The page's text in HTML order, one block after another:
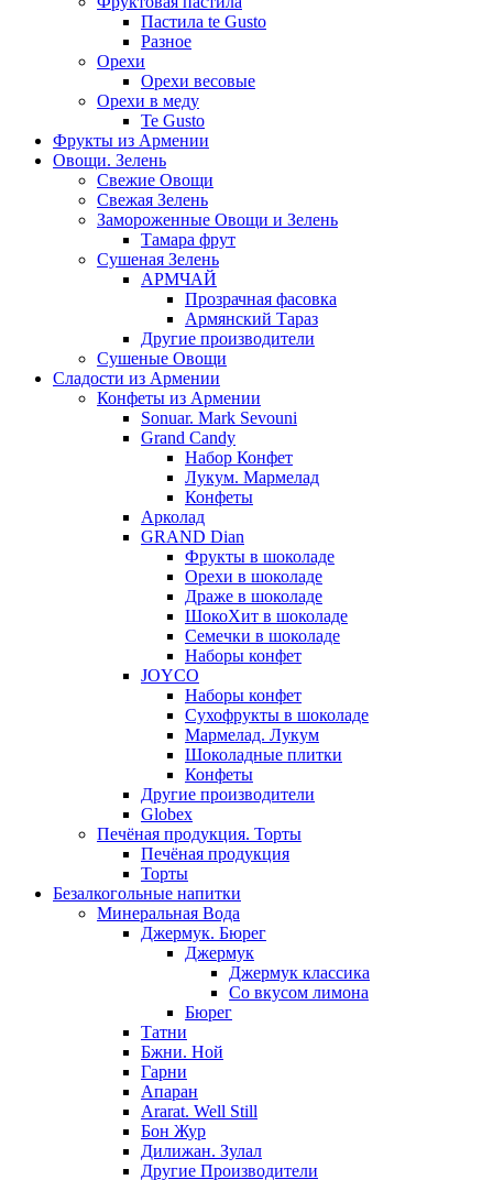
Пастила te Gusto
Разное
Орехи
Орехи весовые
Орехи в меду
Te Gusto
Фрукты из Армении
Овощи. Зелень
Свежие Овощи
Свежая Зелень
Замороженные Овощи и Зелень
Тамара фрут
Сушеная Зелень
АРМЧАЙ
Прозрачная фасовка
Армянский Тараз
Другие производители
Сушеные Овощи
Сладости из Армении
Конфеты из Армении
Sonuar. Mark Sevouni
Grand Candy
Набор Конфет
Лукум. Мармелад
Конфеты
Арколад
GRAND Dian
Фрукты в шоколаде
Орехи в шоколаде
Драже в шоколаде
ШокоХит в шоколаде
Семечки в шоколаде
Наборы конфет
JOYCO
Наборы конфет
Сухофрукты в шоколаде
Мармелад. Лукум
Шоколадные плитки
Конфеты
Другие производители
Globex
Печёная продукция. Торты
Печёная продукция
Торты
Безалкогольные напитки
Минеральная Вода
Джермук. Бюрег
Джермук
Джермук классика
Со вкусом лимона
Бюрег
Татни
Бжни. Ной
Гарни
Апаран
Ararat. Well Still
Бон Жур
Дилижан. Зулал
Другие Производители